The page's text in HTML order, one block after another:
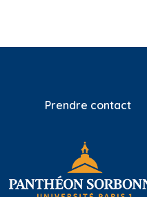
Prendre contact